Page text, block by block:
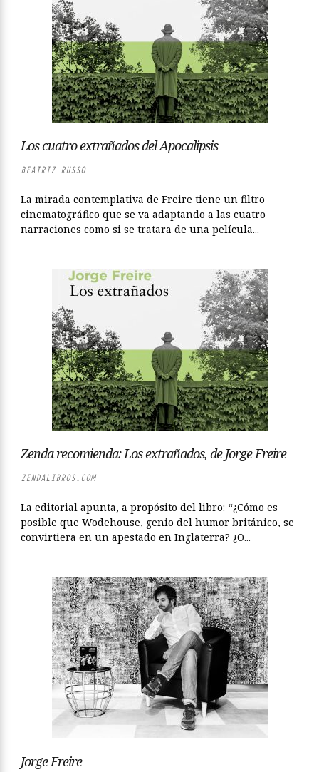
Los cuatro extrañados del Apocalipsis
BEATRIZ RUSSO
La mirada contemplativa de Freire tiene un filtro
cinematográfico que se va adaptando a las cuatro
narraciones como si se tratara de una película...
Zenda recomienda: Los extrañados, de Jorge Freire
ZENDALIBROS.COM
La editorial apunta, a propósito del libro: “¿Cómo es
posible que Wodehouse, genio del humor británico, se
convirtiera en un apestado en Inglaterra? ¿O...
Jorge Freire